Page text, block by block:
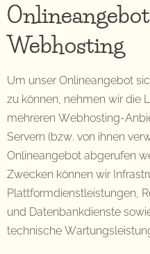
Webhosting
Um unser Onlineangebot
zu können, nehmen wir die
mehreren Webhosting-
Servern (bzw. von ihnen
Onlineangebot abgerufen
Zwecken können wir
Plattformdienstleistungen,
und Datenbankdienste
technische